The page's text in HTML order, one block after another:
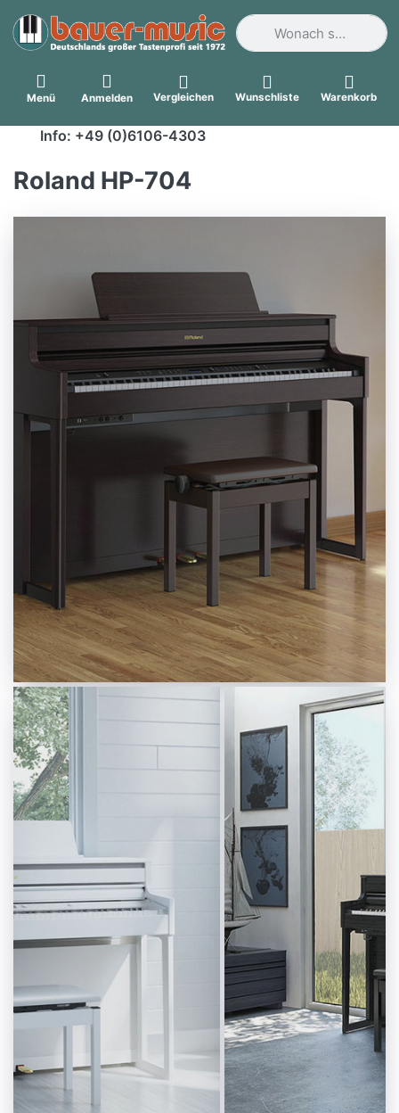
Geben Sie einen
Menü Anmelden Vergleichen Wunschliste Warenkorb
Info: +49 (0)6106-4303
Roland HP-704
Inklusive Klavierbank, Kopfhörer Und
Notenalbum. Das Elegante HP704
Überzeugt Mit Einer Spielbarkeit Und
Natürlichen Klangabbildung, Die Man
Sonst Nur Von Hochwertigen Studio-
Roland HP-704
WH
Inklusive Klavierbank,
Kopfhörer Und
Notenalbum. Das
Elegante HP704
Überzeugt Mit Einer
Spielbarkeit Und
Natürlichen
Klangabbildung, Die
Man Sonst Nur Von
Hochwertigen Studio-
2.149,00 € *
Roland HP-
704 CH
Inklusive
Klavierbank,
Kopfhörer Und
Notenalbum. Das
Elegante HP704
Überzeugt Mit
Einer Spielbarkeit
Und Natürlichen
Klangabbildung,
Die Man Sonst
Nur Von
Hochwertigen
Studio-Pianos
Kennt.
2.149,00 € *